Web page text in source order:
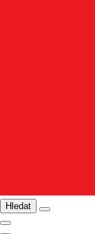
Hledat